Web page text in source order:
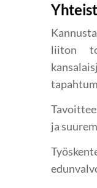
liiton
ja